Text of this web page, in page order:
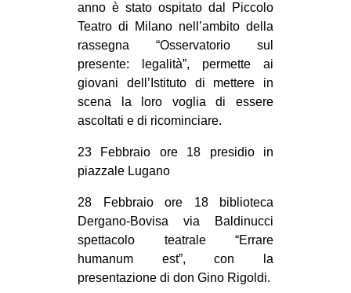
in
Fb
tw
bsky
ms
anno è stato ospitato dal Piccolo
Teatro di Milano nell’ambito della
rassegna “Osservatorio sul
presente: legalità”, permette ai
giovani dell’Istituto di mettere in
scena la loro voglia di essere
ascoltati e di ricominciare.
23 Febbraio ore 18 presidio in
piazzale Lugano
28 Febbraio ore 18 biblioteca
Dergano-Bovisa via Baldinucci
spettacolo teatrale “Errare
humanum est”, con la
presentazione di don Gino Rigoldi.